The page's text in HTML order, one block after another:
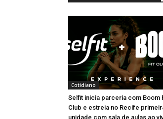
Cotidiano
Selfit inicia parceria com Boom
Club e estreia no Recife
unidade com sala de aulas ao